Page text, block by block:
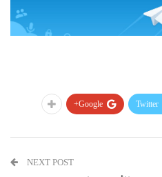
Twitter
Google+
NEXT POST